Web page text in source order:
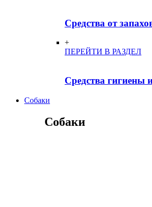
Средства от
+
ПЕРЕЙТИ В РАЗДЕЛ
Средства гигиены
Собаки
Собаки